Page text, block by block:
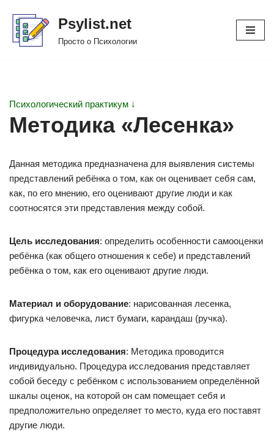
Перейти
Psylist.net
Просто о Психологии
Психологический практикум ↓
Методика «Лесенка»
Данная методика предназначена для выявления системы
представлений ребёнка о том, как он оценивает себя сам,
как, по его мнению, его оценивают другие люди и как
соотносятся эти представления между собой.
Цель исследования: определить особенности самооценки
ребёнка (как общего отношения к себе) и представлений
ребёнка о том, как его оценивают другие люди.
Материал и оборудование: нарисованная лесенка,
фигурка человечка, лист бумаги, карандаш (ручка).
Процедура исследования: Методика проводится
индивидуально. Процедура исследования представляет
собой беседу с ребёнком с использованием определённой
шкалы оценок, на которой он сам помещает себя и
предположительно определяет то место, куда его поставят
другие люди.